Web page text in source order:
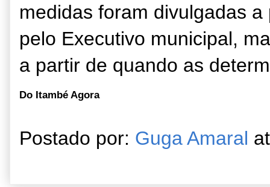
medidas foram divulgadas
pelo Executivo municipal,
a partir de quando as
Do Itambé Agora
Postado por: Guga Amaral